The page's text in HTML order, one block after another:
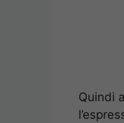
Quindi